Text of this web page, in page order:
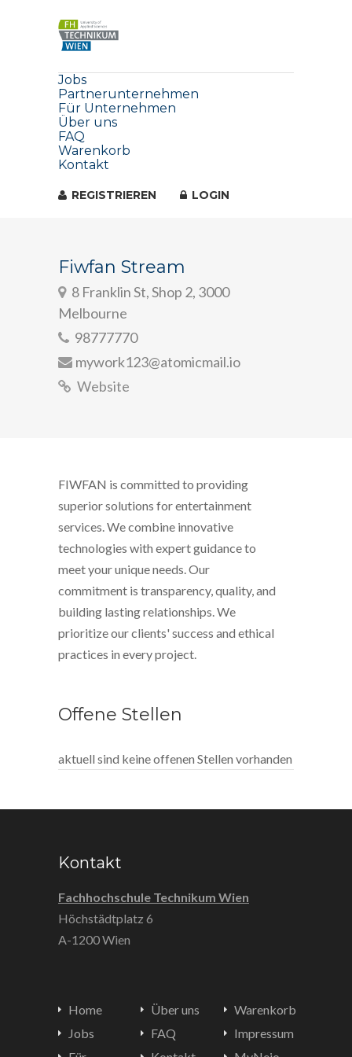
Jobs
Partnerunternehmen
Für Unternehmen
Über uns
FAQ
Warenkorb
Kontakt
REGISTRIEREN LOGIN
Fiwfan Stream
8 Franklin St, Shop 2, 3000
Melbourne
98777770
mywork123@atomicmail.io
Website
FIWFAN is committed to providing
superior solutions for entertainment
services. We combine innovative
technologies with expert guidance to
meet your unique needs. Our
commitment is transparency, quality, and
building lasting relationships. We
prioritize our clients' success and ethical
practices in every project.
Offene Stellen
aktuell sind keine offenen Stellen vorhanden
Kontakt
Fachhochschule Technikum Wien
Höchstädtplatz 6
A-1200 Wien
Home
Jobs
Über uns
FAQ
Warenkorb
Impressum